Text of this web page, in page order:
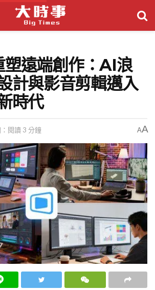
遠端創作：AI浪
計與影音剪輯邁入
時代
閱讀 3 分鐘 AA